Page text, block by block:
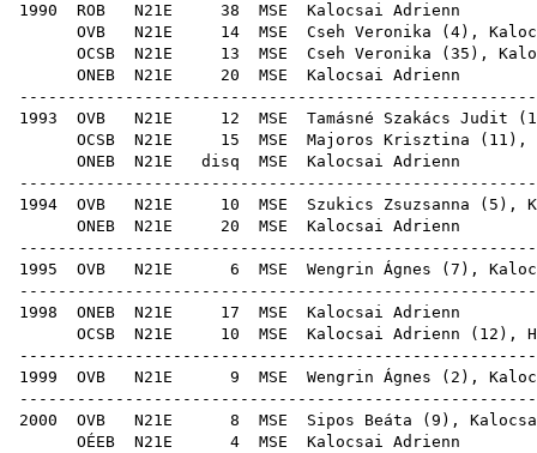
1990 ROB N21E 38 MSE
OVB N21E 14 MSE Cseh Veronika ( 4),
OCSB N21E 13 MSE Cseh Veronika ( 35 ),
ONEB N21E 20 MSE
1993 OVB N21E 12 MSE Tamásné Szakács Judit (
OCSB N21E 15 MSE Majoros Krisztina ( 11 ),
ONEB N21E disq MSE
1994 OVB N21E 10 MSE Szukics Zsuzsanna ( 5 ),
ONEB N21E 20 MSE
1995 OVB N21E 6 MSE Wengrin Ágnes ( 7 ),
1998 ONEB N21E 17 MSE
OCSB N21E 10 MSE Kalocsai Adrienn ( 12 ),
1999 OVB N21E 9 MSE Wengrin Ágnes ( 2 ),
2000 OVB N21E 8 MSE Sipos Beáta ( 9 ),
OÉEB N21E 4 MSE